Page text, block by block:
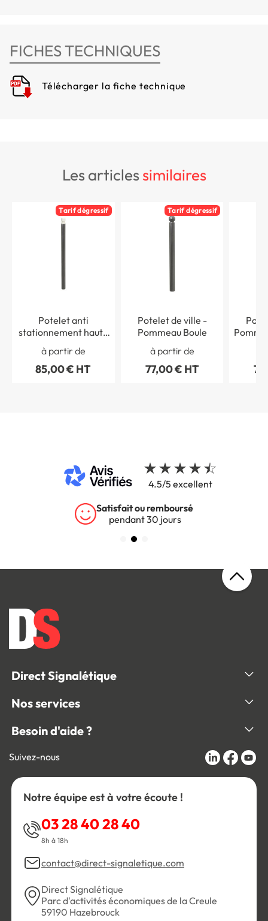
FICHES TECHNIQUES
Télécharger la fiche technique
les articlessimilaires
Tarif dégressif
Potelet anti
stationnement haute
Cylindrique
à partir de
85,00 € HT
Tarif dégressif
Potelet de ville -
Pommeau Boule
à partir de
77,00 € HT
4.5/5 excellent
Satisfait ou remboursé
pendant 30 jours
Direct Signalétique
Nos services
Besoin d'aide ?
Suivez-nous
Notre équipe est à votre écoute !
03 28 40 28 40
8h à 18h
contact@direct-signaletique.com
Direct Signalétique
Parc d'activités économiques de la Creule
59190 Hazebrouck